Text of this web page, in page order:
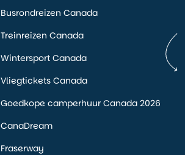
Busrondreizen Canada
Treinreizen Canada
Wintersport Canada
Vliegtickets Canada
Goedkope camperhuur Canada 2026
CanaDream
Fraserway